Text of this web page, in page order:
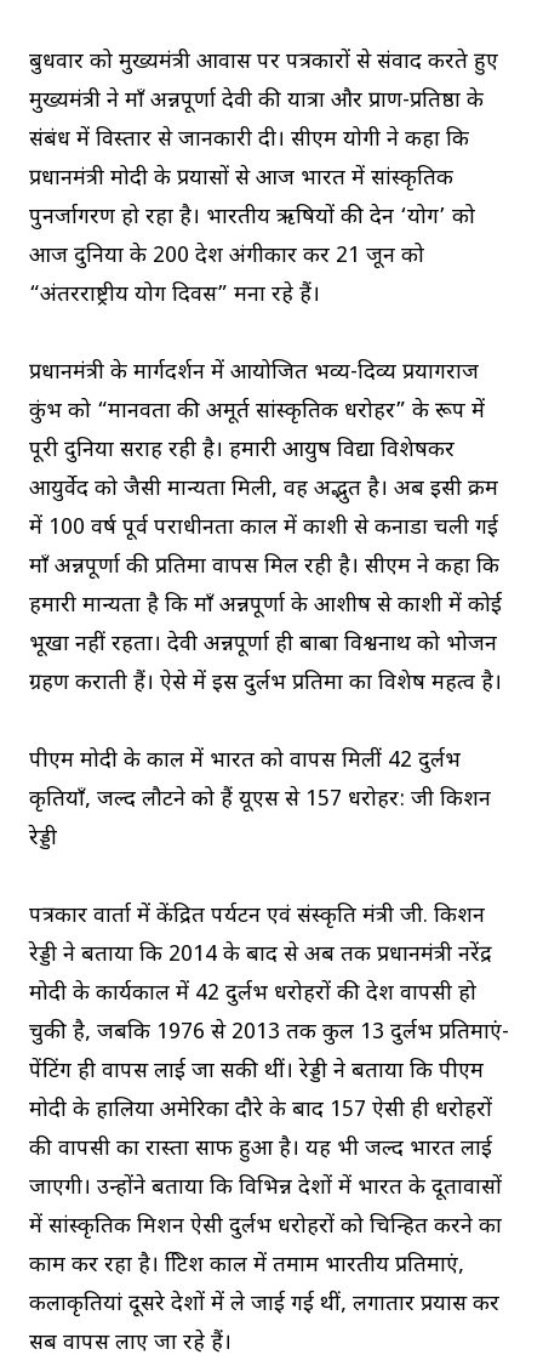
बुधवार को मुख्यमंत्री आवास पर पत्रकारों से संवाद करते हुए
मुख्यमंत्री ने माँ अन्नपूर्णा देवी की यात्रा और प्राण-प्रतिष्ठा के
संबंध में विस्तार से जानकारी दी। सीएम योगी ने कहा कि
प्रधानमंत्री मोदी के प्रयासों से आज भारत में सांस्कृतिक
पुनर्जागरण हो रहा है। भारतीय ऋषियों की देन ‘योग’ को
आज दुनिया के 200 देश अंगीकार कर 21 जून को
“अंतरराष्ट्रीय योग दिवस” मना रहे हैं।
प्रधानमंत्री के मार्गदर्शन में आयोजित भव्य-दिव्य प्रयागराज
कुंभ को “मानवता की अमूर्त सांस्कृतिक धरोहर” के रूप में
पूरी दुनिया सराह रही है। हमारी आयुष विद्या विशेषकर
आयुर्वेद को जैसी मान्यता मिली, वह अद्भुत है। अब इसी क्रम
में 100 वर्ष पूर्व पराधीनता काल में काशी से कनाडा चली गई
माँ अन्नपूर्णा की प्रतिमा वापस मिल रही है। सीएम ने कहा कि
हमारी मान्यता है कि माँ अन्नपूर्णा के आशीष से काशी में कोई
भूखा नहीं रहता। देवी अन्नपूर्णा ही बाबा विश्वनाथ को भोजन
ग्रहण कराती हैं। ऐसे में इस दुर्लभ प्रतिमा का विशेष महत्व है।
पीएम मोदी के काल में भारत को वापस मिलीं 42 दुर्लभ
कृतियाँ, जल्द लौटने को हैं यूएस से 157 धरोहर: जी किशन
रेड्डी
पत्रकार वार्ता में केंद्रित पर्यटन एवं संस्कृति मंत्री जी. किशन
रेड्डी ने बताया कि 2014 के बाद से अब तक प्रधानमंत्री नरेंद्र
मोदी के कार्यकाल में 42 दुर्लभ धरोहरों की देश वापसी हो
चुकी है, जबकि 1976 से 2013 तक कुल 13 दुर्लभ प्रतिमाएं-
पेंटिंग ही वापस लाई जा सकी थीं। रेड्डी ने बताया कि पीएम
मोदी के हालिया अमेरिका दौरे के बाद 157 ऐसी ही धरोहरों
की वापसी का रास्ता साफ हुआ है। यह भी जल्द भारत लाई
जाएगी। उन्होंने बताया कि विभिन्न देशों में भारत के दूतावासों
में सांस्कृतिक मिशन ऐसी दुर्लभ धरोहरों को चिन्हित करने का
काम कर रहा है। ब्रिटिश काल में तमाम भारतीय प्रतिमाएं,
कलाकृतियां दूसरे देशों में ले जाई गई थीं, लगातार प्रयास कर
सब वापस लाए जा रहे हैं।